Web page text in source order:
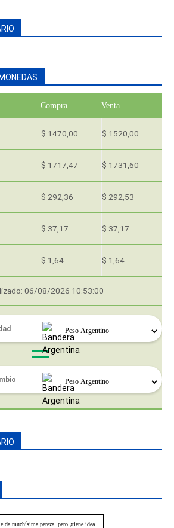
Compra Venta
$ 1470,00 $ 1520,00
$ 1717,47 $ 1731,60
$ 292,36 $ 292,53
$ 37,17 $ 37,17
$ 1,64 $ 1,64
06/08/2026 10:53:00